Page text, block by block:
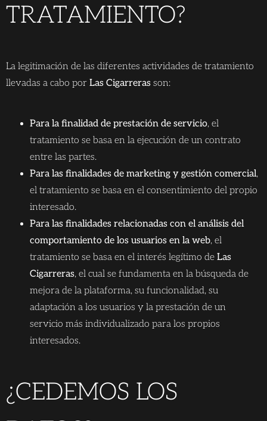
TRATAMIENTO?
La legitimación de las diferentes actividades de tratamiento
llevadas a cabo por Las Cigarreras son:
Para la finalidad de prestación de servicio, el
tratamiento se basa en la ejecución de un contrato
entre las partes.
Para las finalidades de marketing y gestión comercial,
el tratamiento se basa en el consentimiento del propio
interesado.
Para las finalidades relacionadas con el análisis del
comportamiento de los usuarios en la web, el
tratamiento se basa en el interés legítimo de Las
Cigarreras, el cual se fundamenta en la búsqueda de
mejora de la plataforma, su funcionalidad, su
adaptación a los usuarios y la prestación de un
servicio más individualizado para los propios
interesados.
¿CEDEMOS LOS